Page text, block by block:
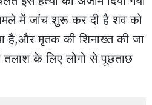
में जांच शुरू कर दी है शव को
है,और मृतक की शिनाख्त की जा
तलाश के लिए लोगो से पूछताछ